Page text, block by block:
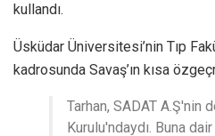
kullandı.
Üsküdar Üniversitesi’nin Tıp
kadrosunda Savaş’ın kısa
Tarhan, SADAT A.Ş'nin
Kurulu'ndaydı. Buna